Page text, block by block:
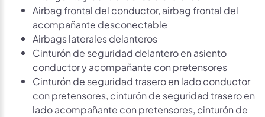
Airbag frontal del conductor, airbag frontal del
acompañante desconectable
Airbags laterales delanteros
Cinturón de seguridad delantero en asiento
conductor y acompañante con pretensores
Cinturón de seguridad trasero en lado conductor
con pretensores, cinturón de seguridad trasero en
lado acompañante con pretensores, cinturón de